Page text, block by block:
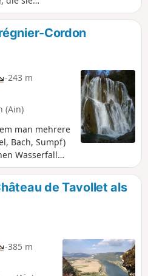
angenehme
Fay aus zuCordon
-243 m
(Ain)
man mehrere
Bach, Sumpf)
Wasserfall
de Tavollet als
-385 m